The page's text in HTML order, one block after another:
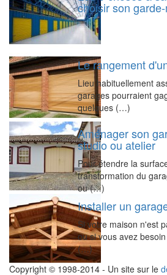
choisir son
Le rangement
Lieu habituellement
garages pourraient
quelques (…)
Aménager son
studio ou atelier
Pour étendre la
transformation du
ou (…)
Installer un
Si votre maison n'est
ou si vous avez
(…)
Copyright © 1998-2014 - Un site sur le